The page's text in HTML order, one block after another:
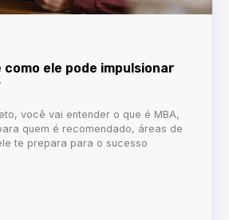
como ele pode impulsionar
você vai entender o que é MBA,
quem é recomendado, áreas de
te prepara para o sucesso